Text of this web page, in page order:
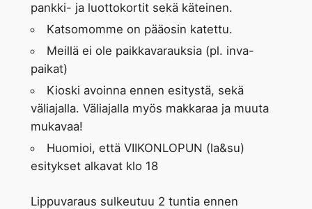
pankki- ja luottokortit sekä käteinen.
Katsomomme on pääosin katettu.
Meillä ei ole paikkavarauksia (pl. inva-
paikat)
Kioski avoinna ennen esitystä, sekä
väliajalla. Väliajalla myös makkaraa ja muuta
mukavaa!
Huomioi, että VIIKONLOPUN (la&su)
esitykset alkavat klo 18
Lippuvaraus sulkeutuu 2 tuntia ennen